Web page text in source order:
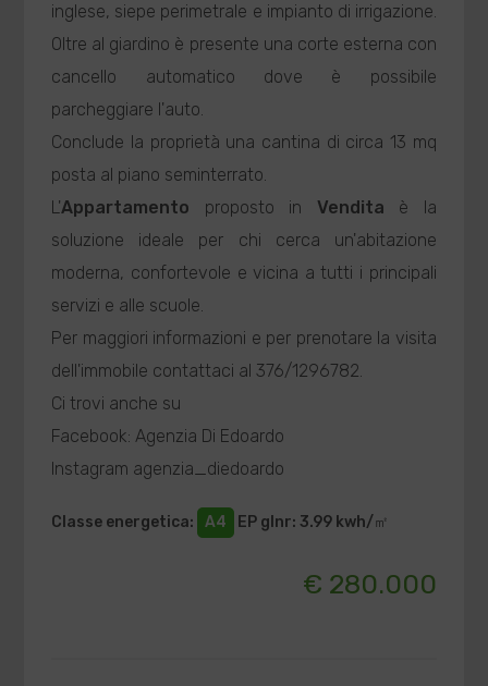
inglese, siepe perimetrale e impianto di irrigazione.
Oltre al giardino è presente una corte esterna con
cancello automatico dove è possibile
parcheggiare l'auto.
Conclude la proprietà una cantina di circa 13 mq
posta al piano seminterrato.
L'Appartamento proposto in Vendita è la
soluzione ideale per chi cerca un'abitazione
moderna, confortevole e vicina a tutti i principali
servizi e alle scuole.
Per maggiori informazioni e per prenotare la visita
dell'immobile contattaci al 376/1296782.
Ci trovi anche su
Facebook: Agenzia Di Edoardo
Instagram agenzia_diedoardo
Classe energetica: A4 EP glnr: 3.99 kwh/㎡
€ 280.000